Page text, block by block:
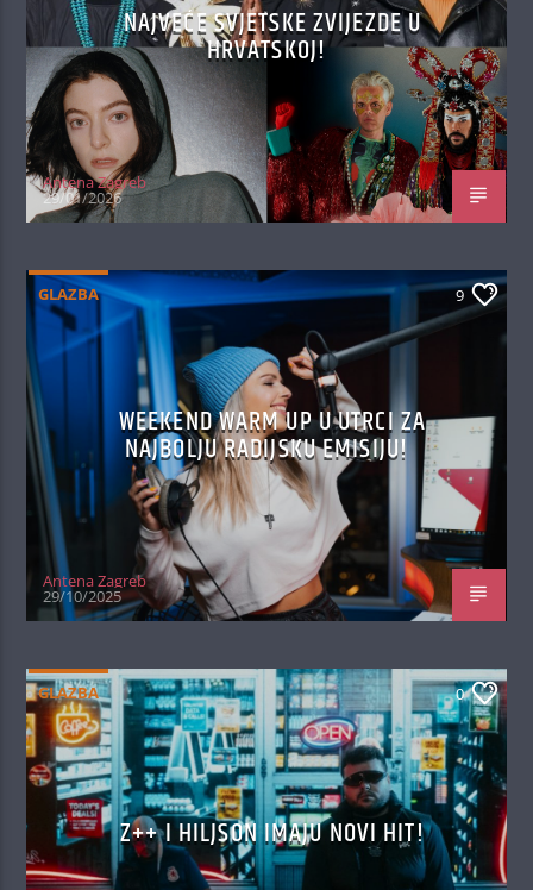
NAJVEĆE SVJETSKE ZVIJEZDE U
HRVATSKOJ!
Antena Zagreb
29/01/2026
GLAZBA 9
WEEKEND WARM UP U UTRCI ZA
NAJBOLJU RADIJSKU EMISIJU!
Antena Zagreb
29/10/2025
GLAZBA 0
Z++ I HILJSON IMAJU NOVI HIT!